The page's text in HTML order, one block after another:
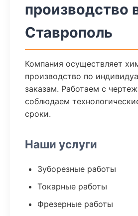
производство
Ставрополь
Компания осуществляет
производство по
заказам. Работаем с
соблюдаем
сроки.
Наши услуги
Зуборезные работы
Токарные работы
Фрезерные работы